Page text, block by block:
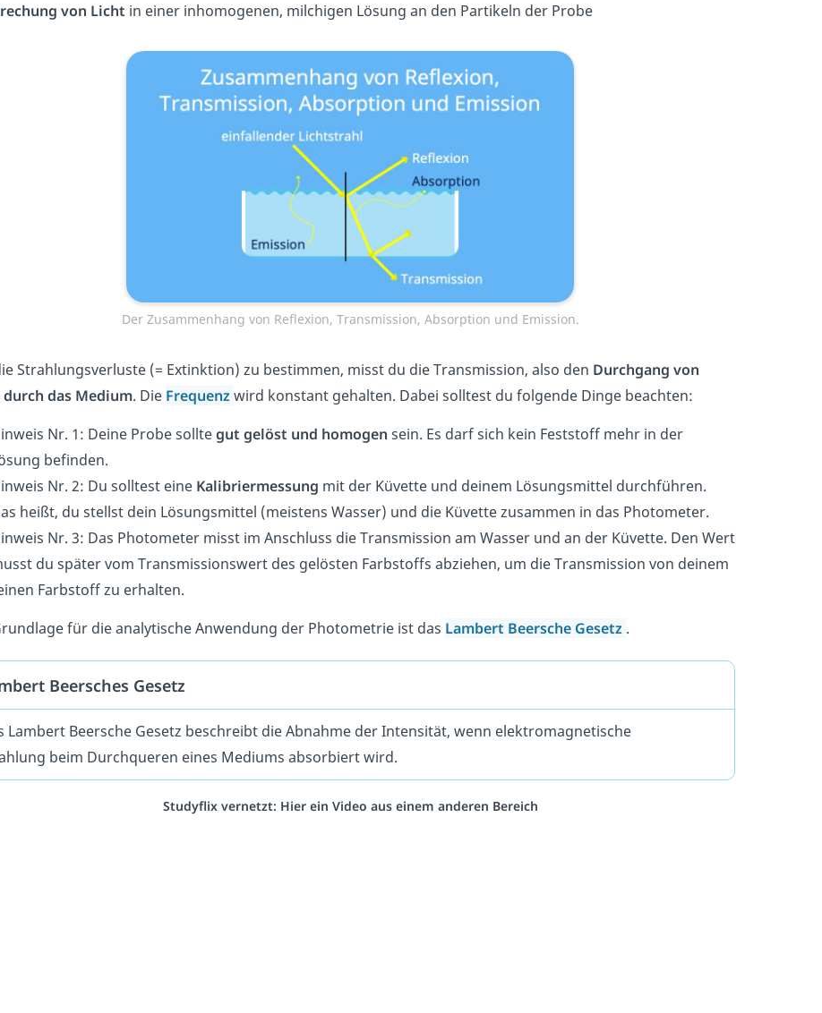
von Licht in einer inhomogenen, milchigen Lösung an den Partikeln der Probe
Der Zusammenhang von Reflexion, Transmission, Absorption und Emission.
Strahlungsverluste (= Extinktion) zu bestimmen, misst du die Transmission, also den Durchgang von
das Medium. Die Frequenzwird konstant gehalten. Dabei solltest du folgende Dinge beachten:
Nr. 1: Deine Probe solltegut gelöst und homogen sein. Es darf sich kein Feststoff mehr in der
befinden.
Nr. 2: Du solltest eine Kalibriermessung mit der Küvette und deinem Lösungsmittel durchführen.
heißt, du stellst dein Lösungsmittel (meistens Wasser) und die Küvette zusammen in das Photometer.
Nr. 3: Das Photometer misst im Anschluss die Transmission am Wasser und an der Küvette. Den Wert
du später vom Transmissionswert des gelösten Farbstoffs abziehen, um die Transmission von deinem
Farbstoff zu erhalten.
für die analytische Anwendung der Photometrie ist das Lambert Beersche Gesetz .
Beersches Gesetz
Lambert Beersche Gesetz beschreibt die Abnahme der Intensität, wenn elektromagnetische
beim Durchqueren eines Mediums absorbiert wird.
Studyflix vernetzt: Hier ein Video aus einem anderen Bereich